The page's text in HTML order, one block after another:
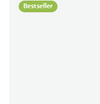
Bestseller